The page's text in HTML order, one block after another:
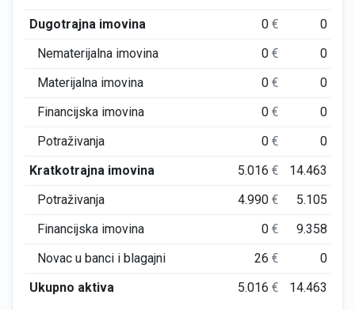
Dugotrajna imovina 0€ 0
Nematerijalna imovina
0€ 0
Materijalna imovina
0€ 0
Financijska imovina
0€ 0
Potraživanja
0€ 0
Kratkotrajna imovina
5.016€ 14.463
Potraživanja
4.990€ 5.105
Financijska imovina
0€ 9.358
Novac u banci i blagajni
26€ 0
Ukupno aktiva
5.016€ 14.463